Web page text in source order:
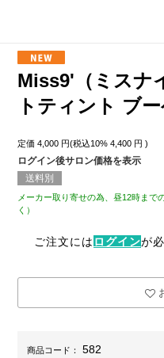
Miss9'（ミスナ
トティント ブ
定価 4,000 円(税込10%4,400 円 )
ログイン後サロン価格を表示
送料別
メーカー取り寄せの為、昼12時まで
く）
ご注文には ログインが
商品コード： 582